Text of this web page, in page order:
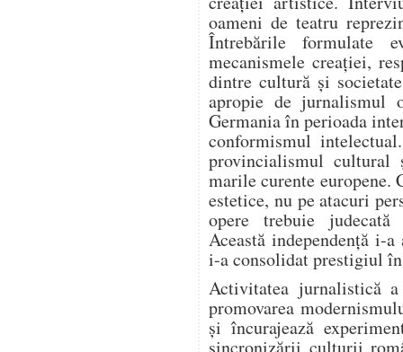
oameni de teatru
Întrebările formulate
mecanismele creației,
dintre cultură și
apropie de jurnalismul
Germania în perioada
conformismul
provincialismul
marile curente europene.
estetice, nu pe atacuri
opere trebuie
Această independență i-
i-a consolidat prestigiul
Activitatea jurnalistică
promovarea
și încurajează
sincronizării culturii